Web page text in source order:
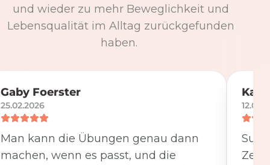
und wieder zu mehr Beweglichkeit und
Lebensqualität im Alltag zurückgefunden
haben.
Gaby Foerster
25.02.2026
Man kann die Übungen genau dann
machen, wenn es passt, und die
Zeit